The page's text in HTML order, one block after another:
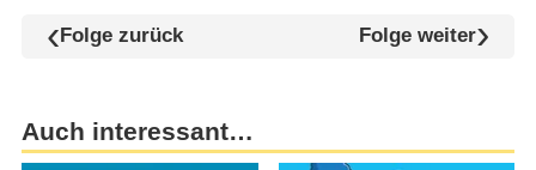
Folge zurück Folge weiter
Auch interessant…